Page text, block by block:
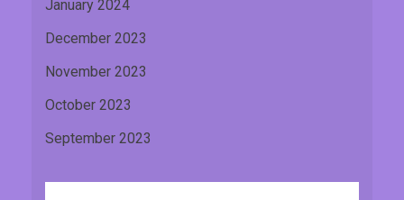
January 2024
December 2023
November 2023
October 2023
September 2023